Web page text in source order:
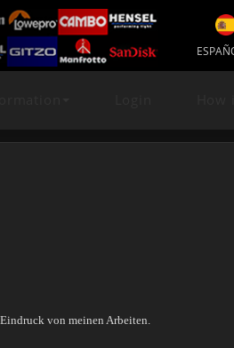
von meinen Arbeiten.